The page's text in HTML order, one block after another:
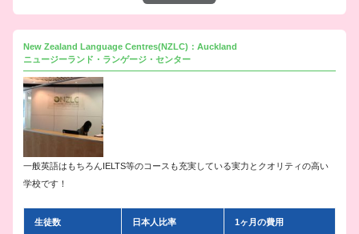
New Zealand Language Centres(NZLC)：Auckland
ニュージーランド・ランゲージ・センター
一般英語はもちろんIELTS等のコースも充実している実力とクオリティの高い
学校です！
生徒数 日本人比率 1ヶ月の費用